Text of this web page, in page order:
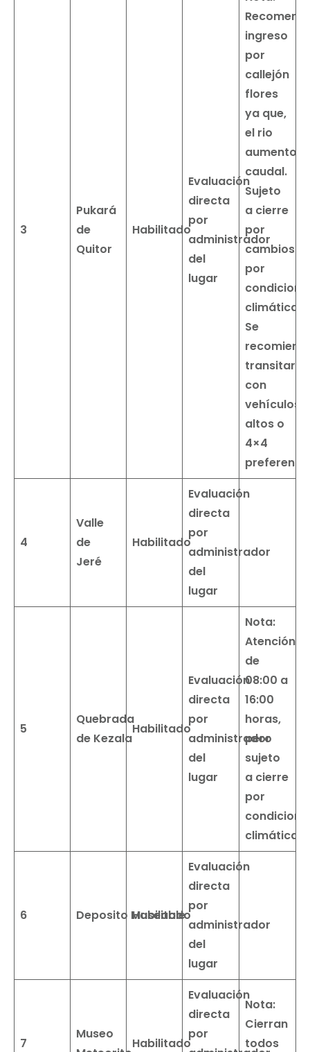
3
Pukará
de
Quitor
Habilitado
Evaluación
directa
por
administrador
del
lugar
ingreso
por
callejón
flores
ya que,
el rio
aumento
caudal.
Sujeto
a cierre
por
cambios
por
climáticas.
Se
transitar
con
vehículos
altos o
4×4
4
Valle
de
Jeré
Habilitado
Evaluación
directa
por
administrador
del
lugar
5
Quebrada
de Kezala
Habilitado
Evaluación
directa
por
administrador
del
lugar
Nota:
Atención
de
08:00 a
16:00
horas,
pero
sujeto
a cierre
por
climáticas.
6 Deposito Museable
Habilitado
Evaluación
directa
por
administrador
del
lugar
7
Museo
Habilitado
Evaluación
directa
por
Nota:
Cierran
todos